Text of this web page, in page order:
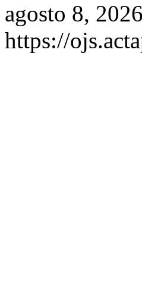
agosto 8,
https://